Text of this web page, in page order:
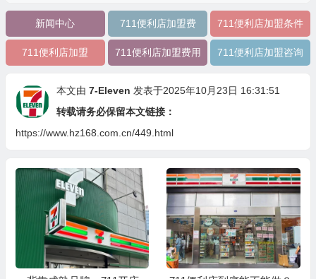
新闻中心 711便利店加盟费 711便利店加盟条件
711便利店加盟 711便利店加盟费用 711便利店加盟咨询
本文由 7-Eleven 发表于2025年10月23日 16:31:51
转载请务必保留本文链接：
https://www.hz168.com.cn/449.html